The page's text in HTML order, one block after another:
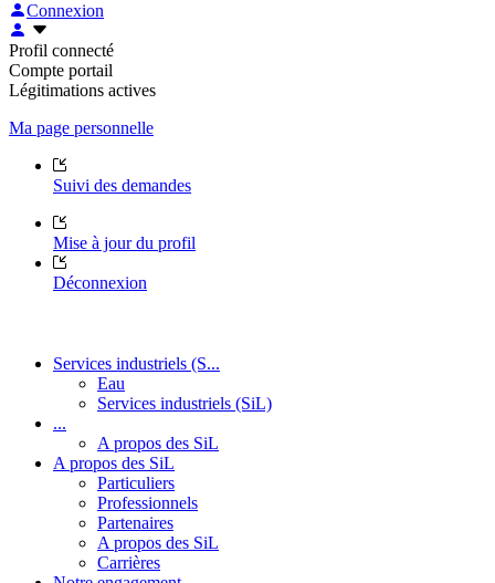
Connexion
Profil connecté
Compte portail
Légitimations actives
Ma page personnelle
Suivi des demandes
Mise à jour du profil
Déconnexion
Services industriels (S...
Eau
Services industriels (SiL)
...
A propos des SiL
A propos des SiL
Particuliers
Professionnels
Partenaires
A propos des SiL
Carrières